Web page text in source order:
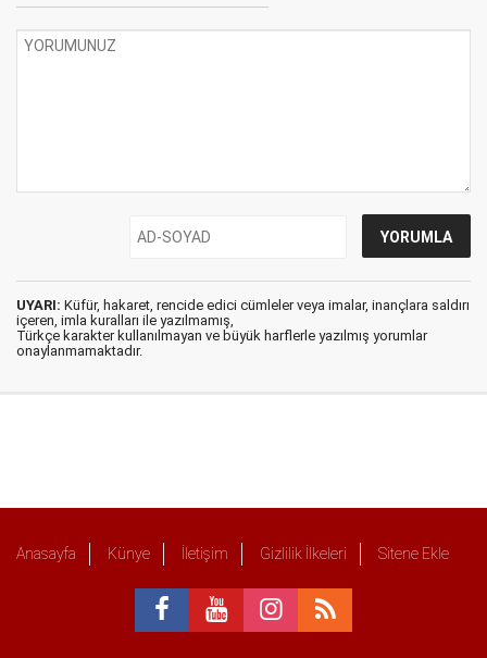
UYARI: Küfür, hakaret, rencide edici cümleler veya imalar, inançlara saldırı
içeren, imla kuralları ile yazılmamış,
Türkçe karakter kullanılmayan ve büyük harflerle yazılmış yorumlar
onaylanmamaktadır.
Anasayfa Künye İletişim Gizlilik İlkeleri Sitene Ekle